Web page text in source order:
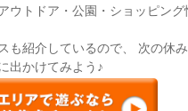
ウトドア・公園・ショッピング
も紹介しているので、 次の休
出かけてみよう♪